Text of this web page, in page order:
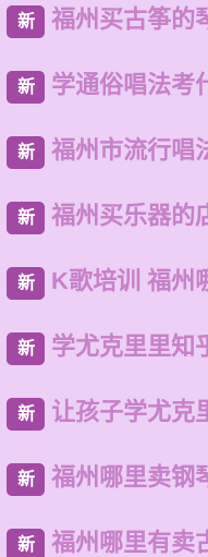
新 福州买古筝的
新 学通俗唱法考
新 福州市流行唱
新 福州买乐器的
新 K歌培训 福州
新 学尤克里里知
新 让孩子学尤克
新 福州哪里卖钢
新 福州哪里有卖